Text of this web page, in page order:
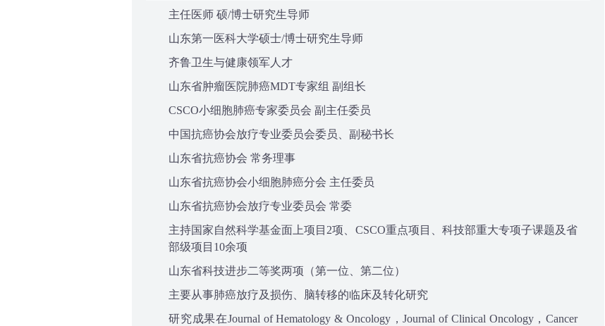
主任医师 硕/博士研究生导师
山东第一医科大学硕士/博士研究生导师
齐鲁卫生与健康领军人才
山东省肿瘤医院肺癌MDT专家组 副组长
CSCO小细胞肺癌专家委员会 副主任委员
中国抗癌协会放疗专业委员会委员、副秘书长
山东省抗癌协会 常务理事
山东省抗癌协会小细胞肺癌分会 主任委员
山东省抗癌协会放疗专业委员会 常委
主持国家自然科学基金面上项目2项、CSCO重点项目、科技部重大专项子课题及省
部级项目10余项
山东省科技进步二等奖两项（第一位、第二位）
主要从事肺癌放疗及损伤、脑转移的临床及转化研究
研究成果在Journal of Hematology & Oncology，Journal of Clinical Oncology，Cancer